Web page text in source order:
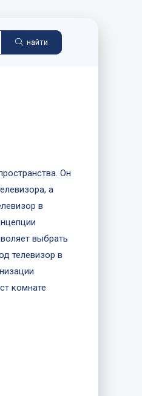
найти
Он
а
в
выбрать
телевизор в
комнате